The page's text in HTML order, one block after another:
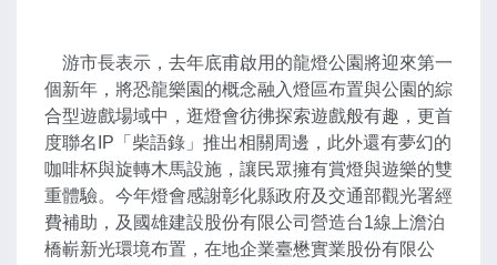
游市長表示，去年底甫啟用的龍燈公園將迎來第一
個新年，將恐龍樂園的概念融入燈區布置與公園的綜
合型遊戲場域中，逛燈會彷彿探索遊戲般有趣，更首
度聯名IP「柴語錄」推出相關周邊，此外還有夢幻的
咖啡杯與旋轉木馬設施，讓民眾擁有賞燈與遊樂的雙
重體驗。今年燈會感謝彰化縣政府及交通部觀光署經
費補助，及國雄建設股份有限公司營造台1線上澹泊
橋嶄新光環境布置，在地企業臺懋實業股份有限公